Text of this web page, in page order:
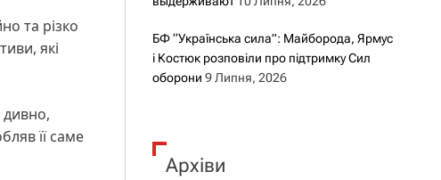
та різко
які
дивно,
її саме
БФ “Українська сила”: Майборода, Ярмус
і Костюк розповіли про підтримку Сил
оборони 9 Липня, 2026
Архіви